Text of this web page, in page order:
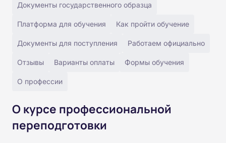
Документы государственного образца
Платформа для обучения Как пройти обучение
Документы для поступления Работаем официально
Отзывы Варианты оплаты Формы обучения
О профессии
О курсе профессиональной
переподготовки